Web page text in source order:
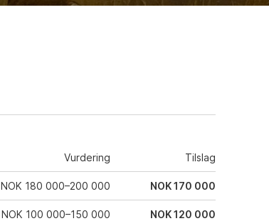
Vurdering Tilslag
NOK 180 000–200 000 NOK 170 000
NOK 100 000–150 000 NOK 120 000